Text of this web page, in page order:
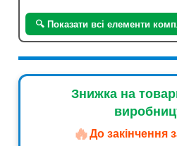
🔍 Показати всі елементи
Знижка на
🔥До закінчення